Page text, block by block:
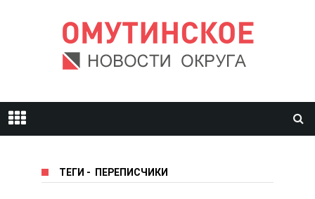
ТЕГИ - ПЕРЕПИСЧИКИ